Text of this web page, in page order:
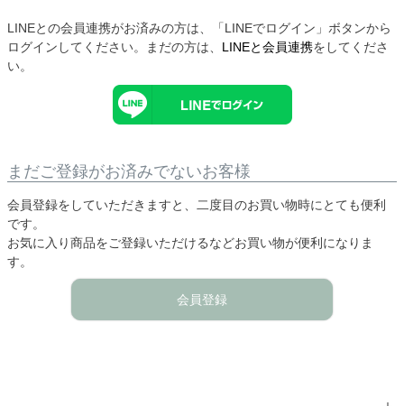
LINEとの会員連携がお済みの方は、「LINEでログイン」ボタンから
ログインしてください。まだの方は、 LINEと会員連携をしてくださ
い。
まだご登録がお済みでないお客様
会員登録をしていただきますと、二度目のお買い物時にとても便利
です。
お気に入り商品をご登録いただけるなどお買い物が便利になりま
す。
会員登録